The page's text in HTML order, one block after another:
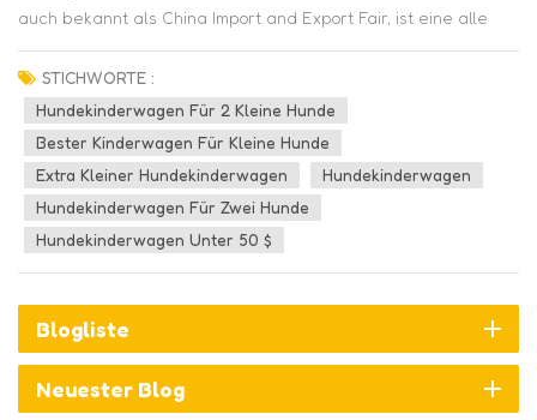
auch bekannt als China Import and Export Fair, ist eine alle
zwei Jahre stattfindende Fachmesse in Guangzhou, China. Sie
gilt als eine der größten und umfassendsten Messen der Welt.
Die Messe wurde erstmals 1957 ins Leben gerufen und hat
sich seitdem zu einer wichtigen Plattform für den
internationalen Handel zwischen China und dem Rest der
Welt entwickelt. Sie wird vom Handelsministerium der
Volksrepublik China und der Provinzregierung Guangdong
organisiert. Die Autumn Canton Fair präsentiert eine breite
Palette von Produkten aus verschiedenen Branchen, darunter
Elektronik, Haushaltsgeräte, Textilien, Maschinen, Eisenwaren
und mehr. Sie zieht Tausende von Ausstellern und Käufern aus
der ganzen Welt an und bietet ihnen die Möglichkeit,
Geschäftsbeziehungen aufzubauen, Geschäfte auszuhandeln
STICHWORTE :
Hundekinderwagen Für 2 Kleine Hunde
Bester Kinderwagen Für Kleine Hunde
Extra Kleiner Hundekinderwagen
Hundekinderwagen
Hundekinderwagen Für Zwei Hunde
Hundekinderwagen Unter 50 $
Blogliste
Neuester Blog